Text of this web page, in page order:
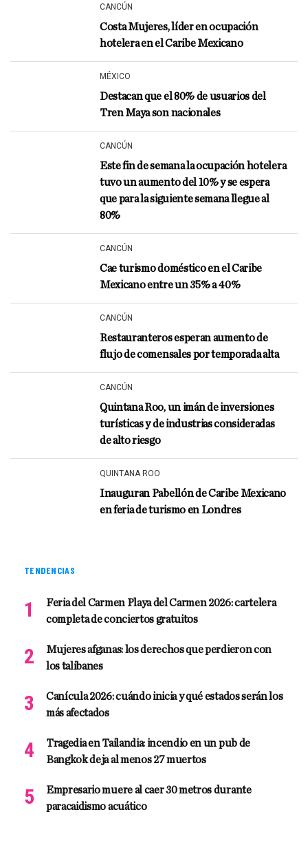
CANCÚN
Costa Mujeres, líder en ocupación
hotelera en el Caribe Mexicano
MÉXICO
Destacan que el 80% de usuarios del
Tren Maya son nacionales
CANCÚN
Este fin de semana la ocupación hotelera
tuvo un aumento del 10% y se espera
que para la siguiente semana llegue al
80%
CANCÚN
Cae turismo doméstico en el Caribe
Mexicano entre un 35% a 40%
CANCÚN
Restauranteros esperan aumento de
flujo de comensales por temporada alta
CANCÚN
Quintana Roo, un imán de inversiones
turísticas y de industrias consideradas
de alto riesgo
QUINTANA ROO
Inauguran Pabellón de Caribe Mexicano
en feria de turismo en Londres
TENDENCIAS
Feria del Carmen Playa del Carmen 2026: cartelera
completa de conciertos gratuitos
Mujeres afganas: los derechos que perdieron con
los talibanes
Canícula 2026: cuándo inicia y qué estados serán los
más afectados
Tragedia en Tailandia: incendio en un pub de
Bangkok deja al menos 27 muertos
Empresario muere al caer 30 metros durante
paracaidismo acuático